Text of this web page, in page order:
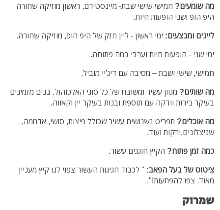
מה שומעים? חמישי שישי שבת- מיינסטירם, ראשון מוזיקה שחורה
היפ הופ ושני הופעות חיות.
ליינים ומבצעים: ימי ראשון - ליין חזק של היפ הופ, מוזיקה שחורה.
ימי שני - הופעות חיות וערבי במה פתוחה.
חמישי, שישי ושבת – מסיבה עם דיג'יי מוביל.
מה שותים? מגוון עשיר ומשובח של כל סוגי האלכוהול. בנים מזמינים
בעיקר בירות וודקה עם תוספת ובנות בעיקר יין וקאווה.
מה אוכלים? תפריט נשנושים עשיר שכולל פיצות, סושי, אדממה,
שניצלונים,ירקות ועוד.
כמה זמן פתוח? הקיץ חוגגים עשור.
ציטוט של בעל הפאב: " לכבוד חגיגות העשור צפוי לנו קיץ מעניין
מאוד. צפו להפתעות!".
שמרוק